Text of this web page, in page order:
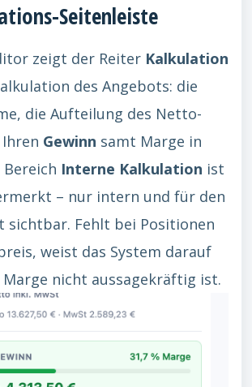
Seitenleiste
zeigt der Reiter Kalkulation
des Angebots: die
die Aufteilung des Netto-
Gewinn samt Marge in
Interne Kalkulation ist
– nur intern und für den
sichtbar. Fehlt bei Positionen
weist das System darauf
Marge nicht aussagekräftig ist.